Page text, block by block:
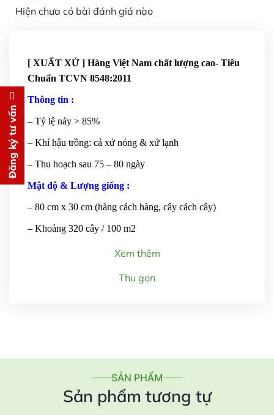
Hiện chưa có bài đánh giá nào
[ XUẤT XỨ ] Hàng Việt Nam chất lượng cao- Tiêu
Chuẩn TCVN 8548:2011
Thông tin :
– Tỷ lệ nảy > 85%
– Khí hậu trồng: cả xứ nóng & xứ lạnh
– Thu hoạch sau 75 – 80 ngày
Mật độ & Lượng giống :
– 80 cm x 30 cm (hàng cách hàng, cây cách cây)
– Khoảng 320 cây / 100 m2
Xem thêm
Thu gọn
SẢN PHẨM
Sản phẩm tương tự
Đăng ký tư vấn Đăng ký tư vấn
Chúng tôi sẽ gọi lại tư vấn
MIỄN
cho bạn ngay lập tức